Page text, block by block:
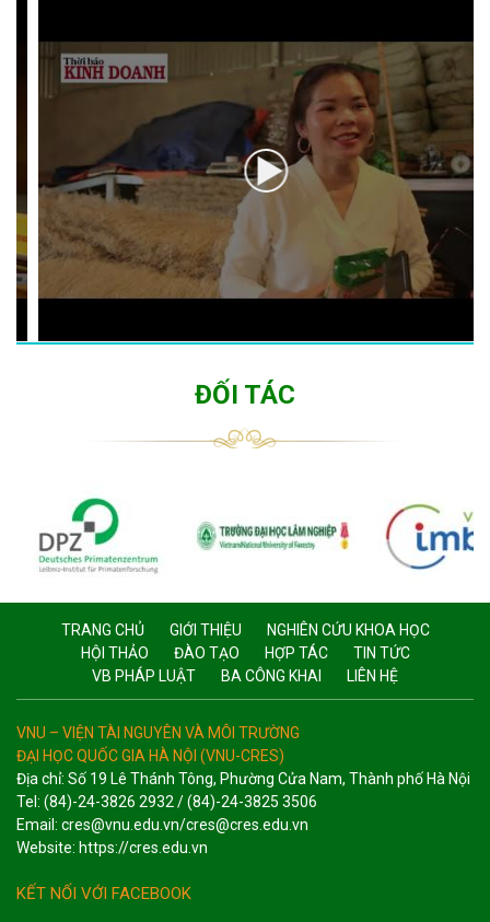
ĐỐI TÁC
TRANG CHỦ GIỚI THIỆU
NGHIÊN CỨU KHOA HỌC
HỘI THẢO
ĐÀO TẠO HỢP TÁC
TIN TỨC
VB PHÁP LUẬT
BA CÔNG KHAI LIÊN HỆ
VNU – VIỆN TÀI NGUYÊN VÀ MÔI TRƯỜNG
ĐẠI HỌC QUỐC GIA HÀ NỘI (VNU-CRES)
Địa chỉ: Số 19 Lê Thánh Tông, Phường Cửa Nam, Thành phố Hà Nội
Tel: (84)-24-3826 2932 / (84)-24-3825 3506
Email: cres@vnu.edu.vn/cres@cres.edu.vn
Website: https://cres.edu.vn
KẾT NỐI VỚI FACEBOOK